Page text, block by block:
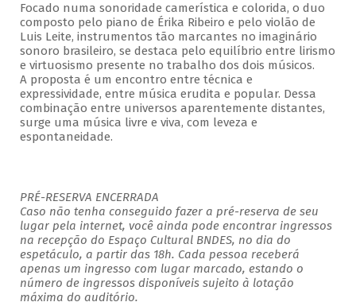
Focado numa sonoridade camerística e colorida, o duo
composto pelo piano de Érika Ribeiro e pelo violão de
Luis Leite, instrumentos tão marcantes no imaginário
sonoro brasileiro, se destaca pelo equilíbrio entre lirismo
e virtuosismo presente no trabalho dos dois músicos.
A proposta é um encontro entre técnica e
expressividade, entre música erudita e popular. Dessa
combinação entre universos aparentemente distantes,
surge uma música livre e viva, com leveza e
espontaneidade.
PRÉ-RESERVA ENCERRADA
Caso não tenha conseguido fazer a pré-reserva de seu
lugar pela internet, você ainda pode encontrar ingressos
na recepção do Espaço Cultural BNDES, no dia do
espetáculo, a partir das 18h. Cada pessoa receberá
apenas um ingresso com lugar marcado, estando o
número de ingressos disponíveis sujeito à lotação
máxima do auditório.